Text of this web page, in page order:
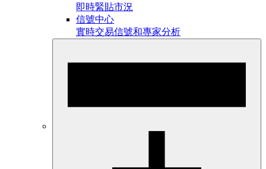
即時緊貼市況
信號中心
實時交易信號和專家分析